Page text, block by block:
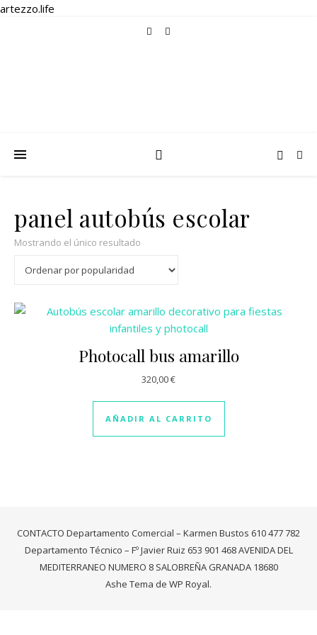
artezzo.life
panel autobús escolar
Mostrando el único resultado
Photocall bus amarillo
320,00€
AÑADIR AL CARRITO
CONTACTO Departamento Comercial – Karmen Bustos 610 477 782
Departamento Técnico – Fº Javier Ruiz 653 901 468 AVENIDA DEL
MEDITERRANEO NUMERO 8 SALOBREÑA GRANADA 18680
Ashe Tema de WP Royal.